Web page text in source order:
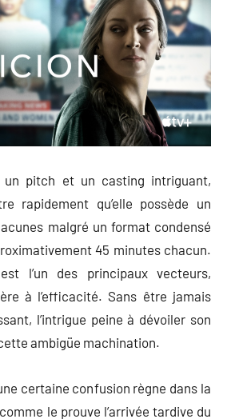
un pitch et un casting intriguant,
rapidement qu’elle possède un
malgré un format condensé
45 minutes chacun.
l’un des principaux vecteurs,
à l’efficacité. Sans être jamais
l’intrigue peine à dévoiler son
ambigüe machination.
certaine confusion règne dans la
le prouve l’arrivée tardive du